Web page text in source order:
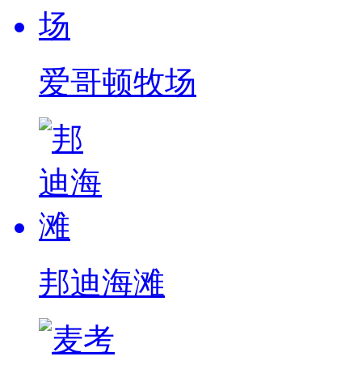
爱哥顿牧场
邦迪海滩